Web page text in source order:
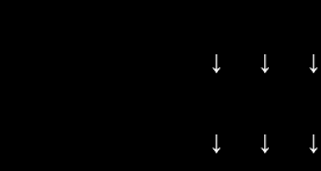
↓ ↓ ↓
↓ ↓ ↓